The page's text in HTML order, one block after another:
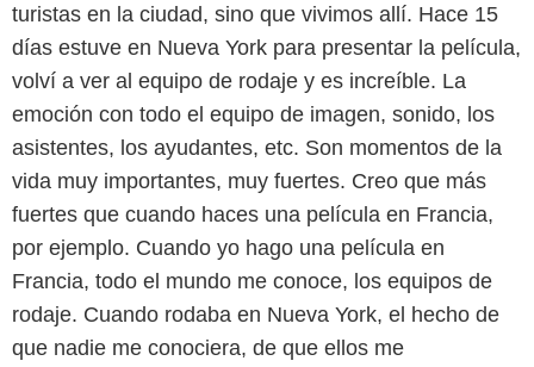
turistas en la ciudad, sino que vivimos allí. Hace 15
días estuve en Nueva York para presentar la película,
volví a ver al equipo de rodaje y es increíble. La
emoción con todo el equipo de imagen, sonido, los
asistentes, los ayudantes, etc. Son momentos de la
vida muy importantes, muy fuertes. Creo que más
fuertes que cuando haces una película en Francia,
por ejemplo. Cuando yo hago una película en
Francia, todo el mundo me conoce, los equipos de
rodaje. Cuando rodaba en Nueva York, el hecho de
que nadie me conociera, de que ellos me